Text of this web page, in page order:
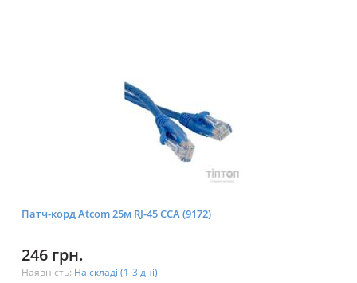
Патч-корд Atcom 25м RJ-45 CCA (9172)
246 грн.
Наявність: На складі (1-3 дні)